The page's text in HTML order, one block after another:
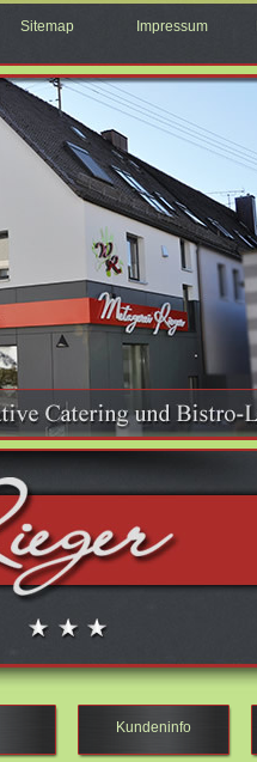
Sitemap Impressum
Kundeninfo